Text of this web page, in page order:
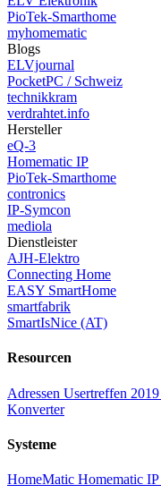
PioTek-Smarthome
myhomematic
Blogs
ELVjournal
PocketPC / Schweiz
technikkram
verdrahtet.info
Hersteller
eQ-3
Homematic IP
PioTek-Smarthome
contronics
IP-Symcon
mediola
Dienstleister
AJH-Elektro
Connecting Home
EASY SmartHome
smartfabrik
SmartIsNice (AT)
Resourcen
Adressen Usertreffen 2019
Konverter
Systeme
HomeMatic Homematic IP